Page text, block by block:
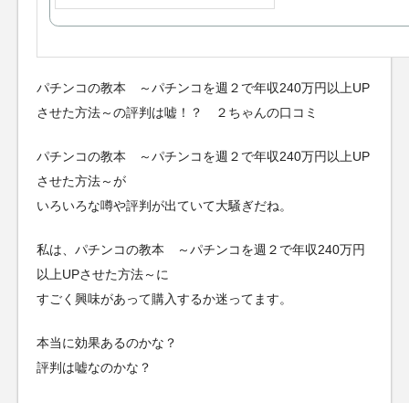
パチンコの教本 ～パチンコを週２で年収240万円以上UP
させた方法～の評判は嘘！？ ２ちゃんの口コミ
パチンコの教本 ～パチンコを週２で年収240万円以上UP
させた方法～が
いろいろな噂や評判が出ていて大騒ぎだね。
私は、パチンコの教本 ～パチンコを週２で年収240万円
以上UPさせた方法～に
すごく興味があって購入するか迷ってます。
本当に効果あるのかな？
評判は嘘なのかな？